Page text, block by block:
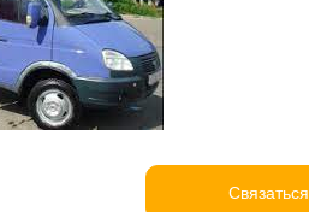
Связаться